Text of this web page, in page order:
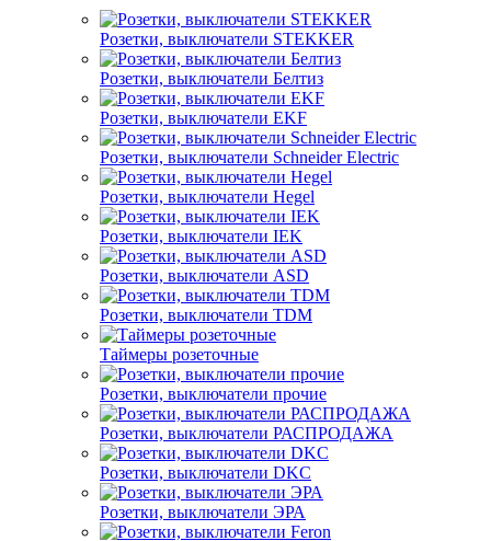
Розетки, выключатели STEKKER
Розетки, выключатели Белтиз
Розетки, выключатели EKF
Розетки, выключатели Schneider Electric
Розетки, выключатели Hegel
Розетки, выключатели IEK
Розетки, выключатели ASD
Розетки, выключатели TDM
Таймеры розеточные
Розетки, выключатели прочие
Розетки, выключатели РАСПРОДАЖА
Розетки, выключатели DKC
Розетки, выключатели ЭРА